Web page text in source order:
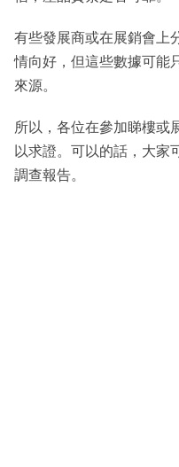
有些發展商或在展銷會上
情向好，但這些數據可能
來源。
所以，各位在參加睇樓或
以求證。可以的話，大家
調查報告。